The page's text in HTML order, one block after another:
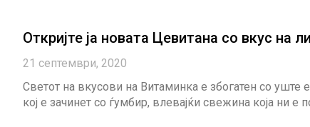
Откријте ја новата Цевитана со вкус на
21 септември, 2020
Светот на вкусови на Витаминка е збогатен со
кој е зачинет со ѓумбир, влевајќи свежина која ни е